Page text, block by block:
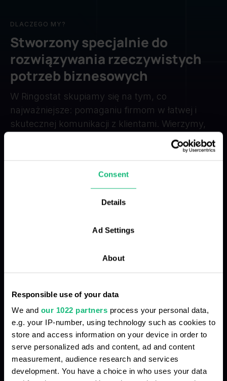
Consent
Details
Ad Settings
About
Responsible use of your data
We and our 1022 partners process your personal data,
e.g. your IP-number, using technology such as cookies to
store and access information on your device in order to
serve personalized ads and content, ad and content
measurement, audience research and services
development. You have a choice in who uses your data
DLACZEGO MY?
Stworzony specjalnie do
rozwiązywania rzeczywistych
potrzeb biznesowych
W Ringostat skupiamy się na tym, co
najważniejsze: pomaganiu firmom w łatwej i
skutecznej komunikacji z klientami. Wierzymy,
że za każdym połączeniem stoi człowiek.
Centrala telefoniczna pozwala być bliżej
dzięki czemu można skupić się na tym, co
Chaos w procesach obsługi połączeń
Niska jakość dźwięku połączeń
Analiza i kontrola połączeń jest zbyt
czasochłonna
Ręczne wprowadzanie danych do CRM